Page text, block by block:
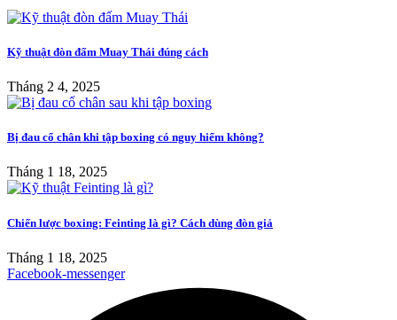
Kỹ thuật đòn đấm Muay Thái đúng cách
Tháng 2 4, 2025
Bị đau cổ chân khi tập boxing có nguy hiểm không?
Tháng 1 18, 2025
Chiến lược boxing: Feinting là gì? Cách dùng đòn giả
Tháng 1 18, 2025
Facebook-messenger